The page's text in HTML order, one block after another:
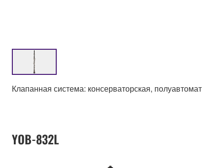
Клапанная система: консерваторская, полуавтомат
YOB-832L